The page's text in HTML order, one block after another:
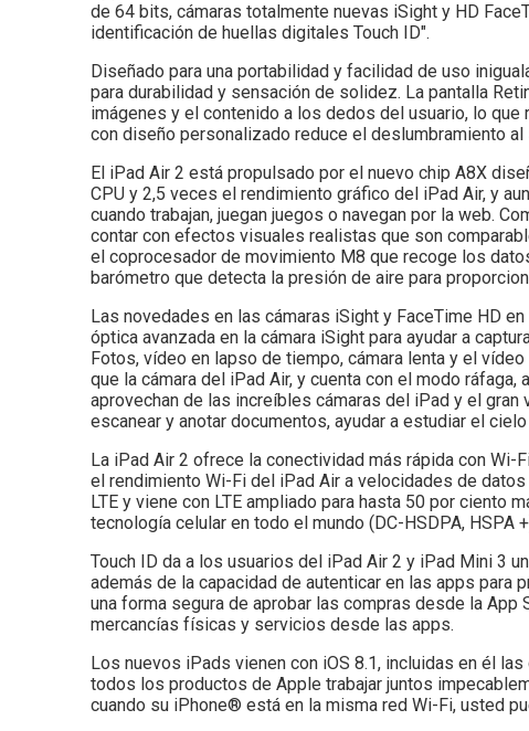
de 64 bits, cámaras totalmente nuevas iSight y HD
identificación de huellas digitales Touch ID".
Diseñado para una portabilidad y facilidad de uso
para durabilidad y sensación de solidez. La pantalla
imágenes y el contenido a los dedos del usuario, lo
con diseño personalizado reduce el deslumbramiento
El iPad Air 2 está propulsado por el nuevo chip A8X
CPU y 2,5 veces el rendimiento gráfico del iPad Air, y
cuando trabajan, juegan juegos o navegan por la web.
contar con efectos visuales realistas que son
el coprocesador de movimiento M8 que recoge los
barómetro que detecta la presión de aire para
Las novedades en las cámaras iSight y FaceTime HD
óptica avanzada en la cámara iSight para ayudar a
Fotos, vídeo en lapso de tiempo, cámara lenta y el
que la cámara del iPad Air, y cuenta con el modo
aprovechan de las increíbles cámaras del iPad y el
escanear y anotar documentos, ayudar a estudiar el
La iPad Air 2 ofrece la conectividad más rápida con
el rendimiento Wi-Fi del iPad Air a velocidades de
LTE y viene con LTE ampliado para hasta 50 por ciento
tecnología celular en todo el mundo (DC-HSDPA, HSPA
Touch ID da a los usuarios del iPad Air 2 y iPad Mini 3
además de la capacidad de autenticar en las apps
una forma segura de aprobar las compras desde la
mercancías físicas y servicios desde las apps.
Los nuevos iPads vienen con iOS 8.1, incluidas en él
todos los productos de Apple trabajar juntos
cuando su iPhone® está en la misma red Wi-Fi, usted